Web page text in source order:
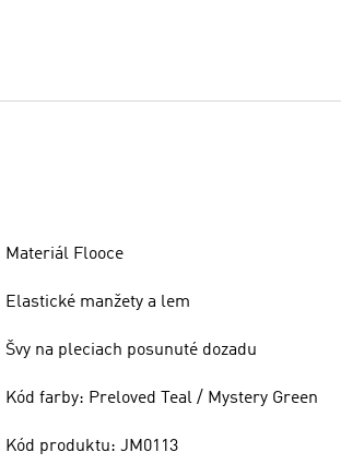
Materiál Flooce
Elastické manžety a lem
Švy na pleciach posunuté dozadu
Kód farby: Preloved Teal / Mystery Green
Kód produktu: JM0113